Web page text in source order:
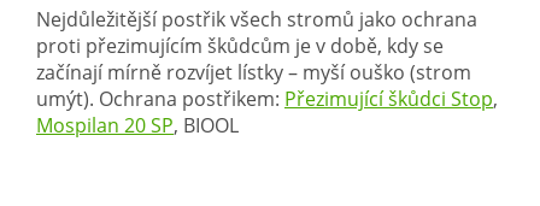
Nejdůležitější postřik všech stromů jako ochrana
proti přezimujícím škůdcům je v době, kdy se
začínají mírně rozvíjet lístky – myší ouško (strom
umýt). Ochrana postřikem: Přezimující škůdci Stop,
Mospilan 20 SP, BIOOL